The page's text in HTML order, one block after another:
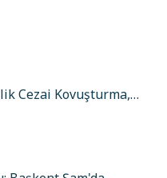
Cezai Kovuşturma,…